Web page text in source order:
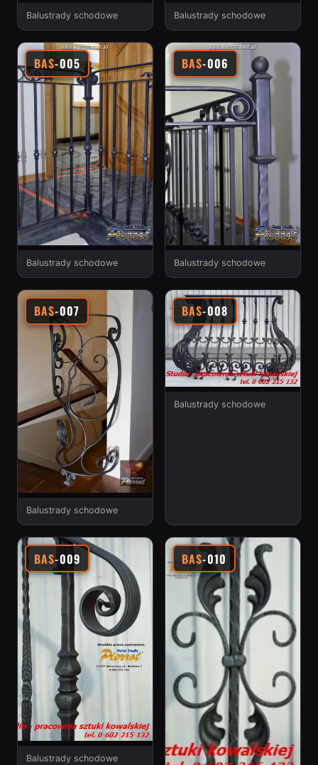
Balustrady schodowe Balustrady schodowe
BAS-005
Balustrady schodowe
BAS-006
Balustrady schodowe
BAS-007
Balustrady schodowe
BAS-008
Balustrady schodowe
BAS-009
Balustrady schodowe
BAS-010